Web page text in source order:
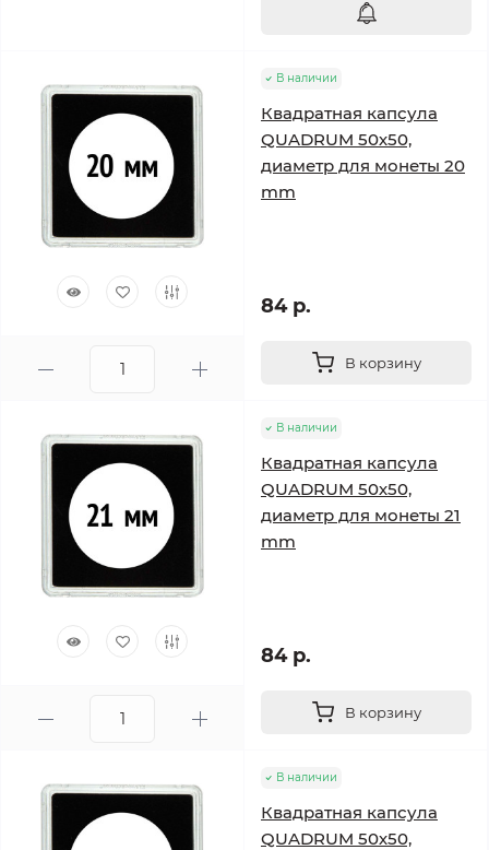
В наличии
Квадратная капсула
QUADRUM 50х50,
диаметр для монеты 20
mm
84 р.
В корзину
В наличии
Квадратная капсула
QUADRUM 50х50,
диаметр для монеты 21
mm
84 р.
В корзину
В наличии
Квадратная капсула
QUADRUM 50х50,